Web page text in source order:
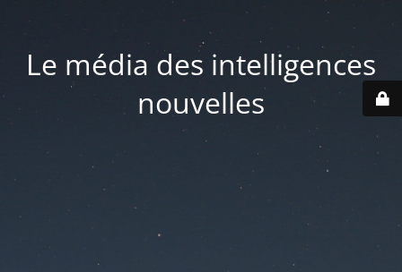
Le média des intelligences
nouvelles